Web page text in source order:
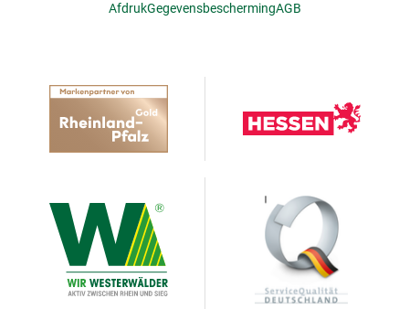
AfdrukGegevensbeschermingAGB